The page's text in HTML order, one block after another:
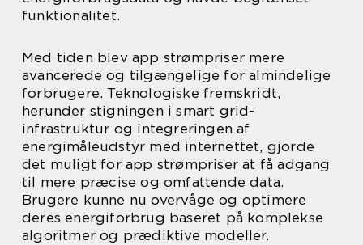
funktionalitet.
Med tiden blev app strømpriser mere
avancerede og tilgængelige for almindelige
forbrugere. Teknologiske fremskridt,
herunder stigningen i smart grid-
infrastruktur og integreringen af
energimåleudstyr med internettet, gjorde
det muligt for app strømpriser at få adgang
til mere præcise og omfattende data.
Brugere kunne nu overvåge og optimere
deres energiforbrug baseret på komplekse
algoritmer og prædiktive modeller.